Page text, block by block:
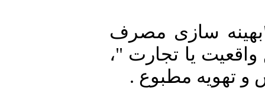
الرعایا، وحید (1393)، "بهینه سازی مصرف
یا تجارت "،
تهویه مطبوع .